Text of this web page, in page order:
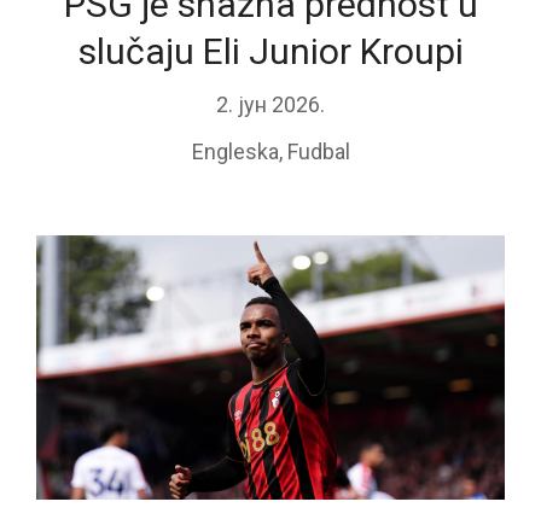
slučaju Eli Junior Kroupi
2. јун 2026.
Engleska, Fudbal